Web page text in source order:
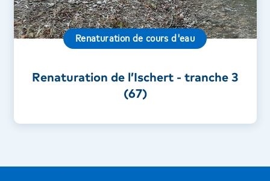
Renaturation de cours d'eau
Renaturation de l’Ischert - tranche 3
(67)